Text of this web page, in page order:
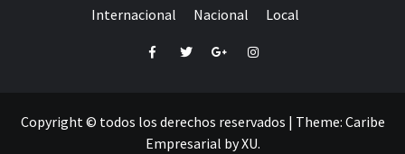
Internacional Nacional Local
FacebookTwitterGoogle+Instagram
Copyright © todos los derechos reservados | Theme: Caribe
Empresarial byXU.